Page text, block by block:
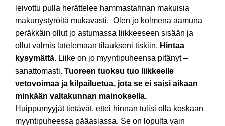
leivottu pulla herättelee hammastahnan makuisia
makunystyröitä mukavasti. Olen jo kolmena aamuna
peräkkäin ollut jo astumassa liikkeeseen sisään ja
ollut valmis latelemaan tilaukseni tiskiin. Hintaa
kysymättä. Liike on jo myyntipuheensa pitänyt –
sanattomasti. Tuoreen tuoksu tuo liikkeelle
vetovoimaa ja kilpailuetua, jota se ei saisi aikaan
minkään valtakunnan mainoksella.
Huippumyyjät tietävät, ettei hinnan tulisi olla koskaan
myyntipuheessa pääasiassa. Se on lopulta vain